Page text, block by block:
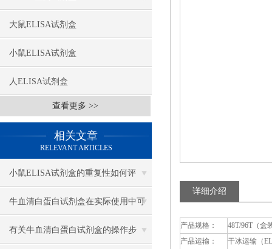
大鼠ELISA试剂盒
小鼠ELISA试剂盒
人ELISA试剂盒
查看更多 >>
相关文章
RELEVANT ARTICLES
小鼠ELISA试剂盒的重复性如何评
估？
牛血清白蛋白试剂盒在实际使用中可
分为多种类型测定
有关牛血清白蛋白试剂盒的操作步
详细介绍
产品规格：
48T/96T（盒
产品运输：
干冰运输（